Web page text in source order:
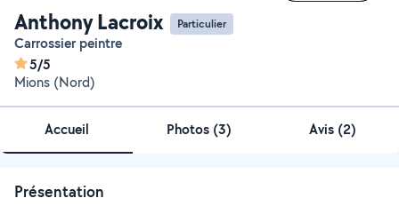
Anthony Lacroix Particulier
Carrossier peintre
5/5
Mions (Nord)
Accueil Photos (3) Avis (2)
Présentation